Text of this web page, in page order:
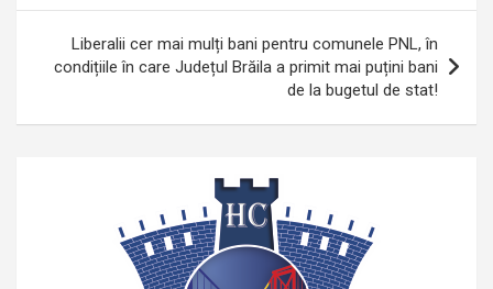
Liberalii cer mai mulți bani pentru comunele PNL, în
condițiile în care Județul Brăila a primit mai puțini bani
de la bugetul de stat!